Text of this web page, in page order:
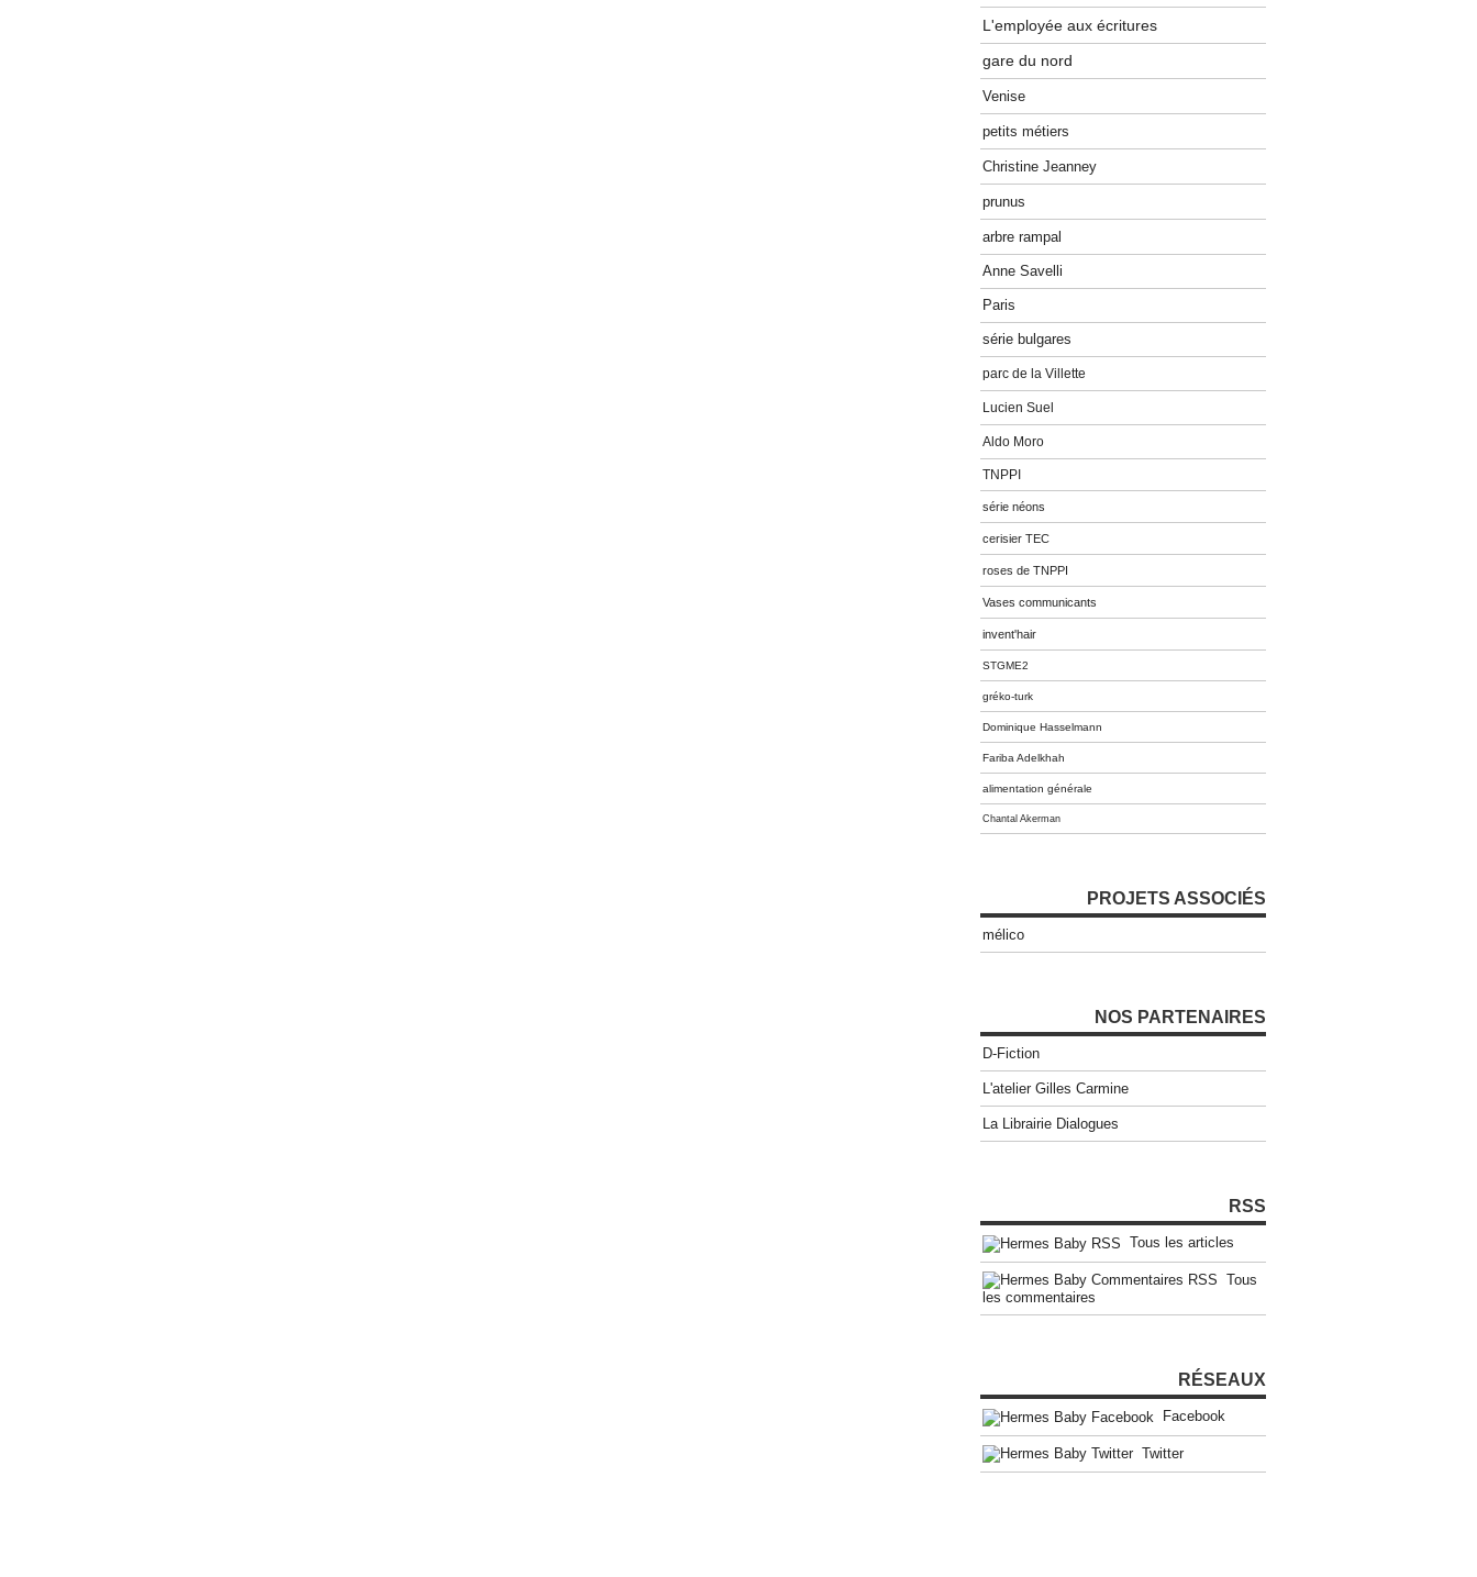
L'employée aux écritures
gare du nord
Venise
petits métiers
Christine Jeanney
prunus
arbre rampal
Anne Savelli
Paris
série bulgares
parc de la Villette
Lucien Suel
Aldo Moro
TNPPI
série néons
cerisier TEC
roses de TNPPI
Vases communicants
invent'hair
STGME2
gréko-turk
Dominique Hasselmann
Fariba Adelkhah
alimentation générale
Chantal Akerman
PROJETS ASSOCIÉS
mélico
NOS PARTENAIRES
D-Fiction
L'atelier Gilles Carmine
La Librairie Dialogues
RSS
Tous les articles
Tous
les commentaires
RÉSEAUX
Facebook
Twitter